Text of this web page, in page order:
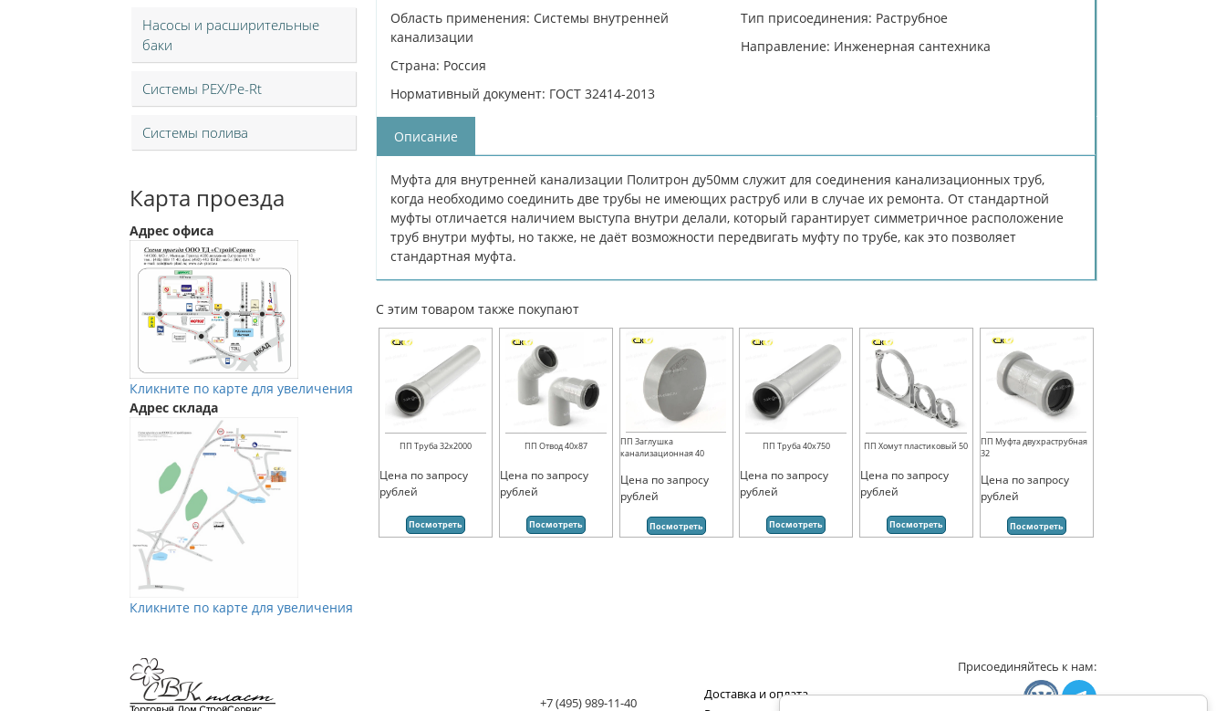
Насосы и расширительные
баки
Системы PEX/Pe-Rt
Системы полива
Карта проезда
Адрес офиса
Кликните по карте для увеличения
Адрес склада
Кликните по карте для увеличения
Область применения: Системы внутренней
канализации
Страна: Россия
Нормативный документ: ГОСТ 32414-2013
Тип присоединения: Раструбное
Направление: Инженерная сантехника
Описание
Муфта для внутренней канализации Политрон ду50мм служит для соединения канализационных труб,
когда необходимо соединить две трубы не имеющих раструб или в случае их ремонта. От стандартной
муфты отличается наличием выступа внутри делали, который гарантирует симметричное расположение
труб внутри муфты, но также, не даёт возможности передвигать муфту по трубе, как это позволяет
стандартная муфта.
С этим товаром также покупают
ПП Труба 32х2000
Цена по запросу
рублей
Посмотреть
ПП Отвод 40х87
Цена по запросу
рублей
Посмотреть
ПП Заглушка
канализационная 40
Цена по запросу
рублей
Посмотреть
ПП Труба 40х750
Цена по запросу
рублей
Посмотреть
ПП Хомут пластиковый 50
Цена по запросу
рублей
Посмотреть
ПП Муфта двухраструбная
32
Цена по запросу
рублей
Посмотреть
+7 (495) 989-11-40
Доставка и оплата
Присоединяйтесь к нам:
Мы в Vkontakte
Мы в Телеграм